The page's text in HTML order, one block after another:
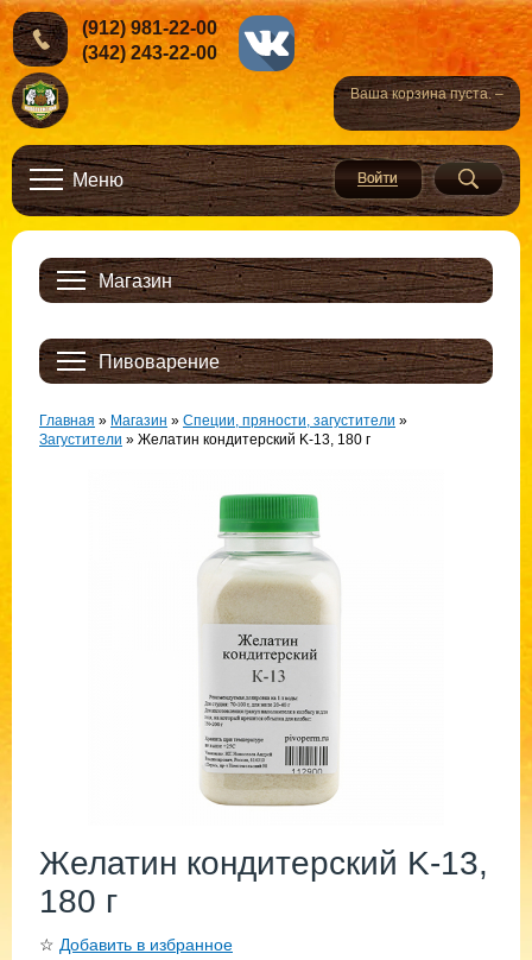
Ваша корзина пуста. –
(912) 981-22-00
(342) 243-22-00
Меню
Магазин
Пивоварение
Главная » Магазин » Специи, пряности, загустители »
Загустители » Желатин кондитерский K-13, 180 г
Желатин кондитерский K-13,
180 г
☆ Добавить в избранное